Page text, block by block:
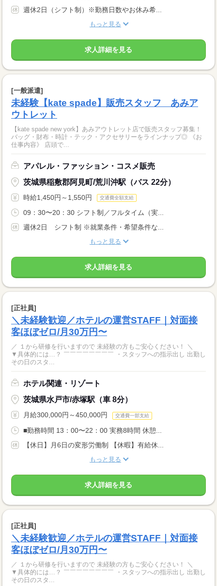
週休2日（シフト制）※勤務日数やお休み希...
もっと見る
求人詳細を見る
[一般派遣]
未経験【kate spade】販売スタッフ あみア
ウトレット
【kate spade new york】あみアウトレット店で販売スタッフ募集！
バッグ・財布・時計・テック・アクセサリーをラインナップ◎ 《お
仕事内容》 店頭で...
アパレル・ファッション・コスメ販売
茨城県稲敷郡阿見町/荒川沖駅（バス 22分）
時給1,450円～1,550円 交通費全額支給
09：30〜20：30 シフト制／フルタイム（実...
週休2日 シフト制 ※就業条件・希望条件な...
もっと見る
求人詳細を見る
[正社員]
＼未経験歓迎／ホテルの運営STAFF｜対面接
客ほぼゼロ/月30万円〜
／ １から研修を行いますので 未経験の方もご安心ください！ ＼
▼具体的には…？ ￣￣￣￣￣￣￣￣ ・スタッフへの指示出し 出勤し
その日のスタ...
ホテル関連・リゾート
茨城県水戸市/赤塚駅（車 8分）
月給300,000円～450,000円 交通費一部支給
■勤務時間 13：00〜22：00 実務8時間 休憩...
【休日】月6日の変形労働制 【休暇】有給休...
もっと見る
求人詳細を見る
[正社員]
＼未経験歓迎／ホテルの運営STAFF｜対面接
客ほぼゼロ/月30万円〜
／ １から研修を行いますので 未経験の方もご安心ください！ ＼
▼具体的には…？ ￣￣￣￣￣￣￣￣ ・スタッフへの指示出し 出勤し
その日のスタ...